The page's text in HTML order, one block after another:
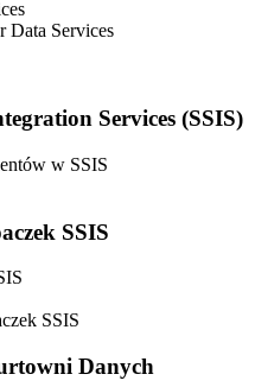
Data Services
Services (SSIS)
w SSIS
SSIS
SSIS
Danych